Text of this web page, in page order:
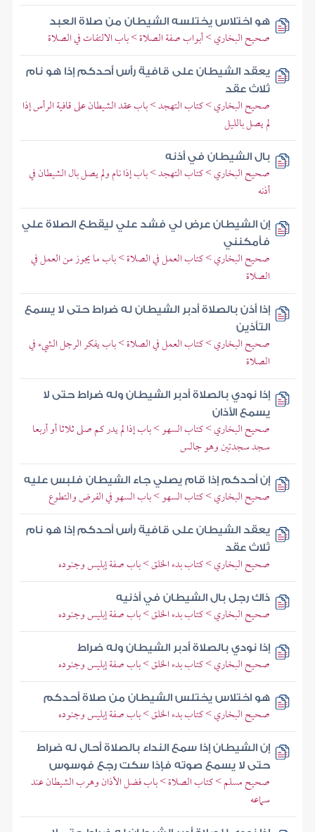
هو اختلاس يختلسه الشيطان من صلاة العبد
صحيح البخاري > أبواب صفة الصلاة > باب الالتفات في الصلاة
يعقد الشيطان على قافية رأس أحدكم إذا هو نام
ثلاث عقد
صحيح البخاري > كتاب التهجد > باب عقد الشيطان على قافية الرأس إذا
لم يصل بالليل
بال الشيطان في أذنه
صحيح البخاري > كتاب التهجد > باب إذا نام ولم يصل بال الشيطان في
أذنه
إن الشيطان عرض لي فشد علي ليقطع الصلاة علي
فأمكنني
صحيح البخاري > كتاب العمل في الصلاة > باب ما يجوز من العمل في
الصلاة
إذا أذن بالصلاة أدبر الشيطان له ضراط حتى لا يسمع
التأذين
صحيح البخاري > كتاب العمل في الصلاة > باب يفكر الرجل الشيء في
الصلاة
إذا نودي بالصلاة أدبر الشيطان وله ضراط حتى لا
يسمع الأذان
صحيح البخاري > كتاب السهو > باب إذا لم يدر كم صلى ثلاثا أو أربعا
سجد سجدتين وهو جالس
إن أحدكم إذا قام يصلي جاء الشيطان فلبس عليه
صحيح البخاري > كتاب السهو > باب السهو في الفرض والتطوع
يعقد الشيطان على قافية رأس أحدكم إذا هو نام
ثلاث عقد
صحيح البخاري > كتاب بدء الخلق > باب صفة إبليس وجنوده
ذاك رجل بال الشيطان في أذنيه
صحيح البخاري > كتاب بدء الخلق > باب صفة إبليس وجنوده
إذا نودي بالصلاة أدبر الشيطان وله ضراط
صحيح البخاري > كتاب بدء الخلق > باب صفة إبليس وجنوده
هو اختلاس يختلس الشيطان من صلاة أحدكم
صحيح البخاري > كتاب بدء الخلق > باب صفة إبليس وجنوده
إن الشيطان إذا سمع النداء بالصلاة أحال له ضراط
حتى لا يسمع صوته فإذا سكت رجع فوسوس
صحيح مسلم > كتاب الصلاة > باب فضل الأذان وهرب الشيطان عند
سماعه